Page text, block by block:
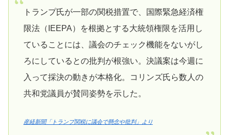
トランプ氏が一部の関税措置で、国際緊急経済権
限法（IEEPA）を根拠とする大統領権限を活用し
ていることには、議会のチェック機能をないがし
ろにしているとの批判が根強い。決議案は今週に
入って採決の動きが本格化。コリンズ氏ら数人の
共和党議員が賛同姿勢を示した。
産経新聞「トランプ関税に議会で懸念や批判」より